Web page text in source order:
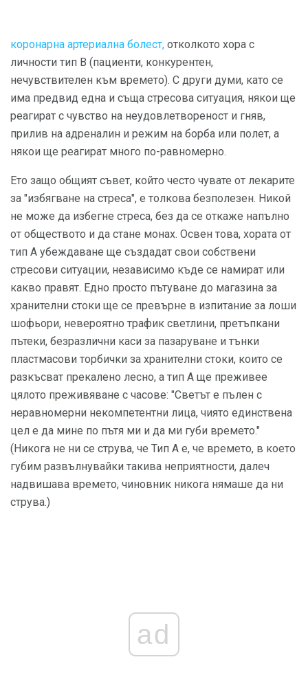
коронарна артериална болест, отколкото хора с
личности тип В (пациенти, конкурентен,
нечувствителен към времето). С други думи, като се
има предвид една и съща стресова ситуация, някои ще
реагират с чувство на неудовлетвореност и гняв,
прилив на адреналин и режим на борба или полет, а
някои ще реагират много по-равномерно.
Ето защо общият съвет, който често чувате от лекарите
за "избягване на стреса", е толкова безполезен. Никой
не може да избегне стреса, без да се откаже напълно
от обществото и да стане монах. Освен това, хората от
тип А убеждаване ще създадат свои собствени
стресови ситуации, независимо къде се намират или
какво правят. Едно просто пътуване до магазина за
хранителни стоки ще се превърне в изпитание за лоши
шофьори, невероятно трафик светлини, претъпкани
пътеки, безразлични каси за пазаруване и тънки
пластмасови торбички за хранителни стоки, които се
разкъсват прекалено лесно, а тип А ще преживее
цялото преживяване с часове: "Светът е пълен с
неравномерни некомпетентни лица, чиято единствена
цел е да мине по пътя ми и да ми губи времето."
(Никога не ни се струва, че Тип А е, че времето, в което
губим развълнувайки такива неприятности, далеч
надвишава времето, чиновник никога нямаше да ни
струва.)
ad